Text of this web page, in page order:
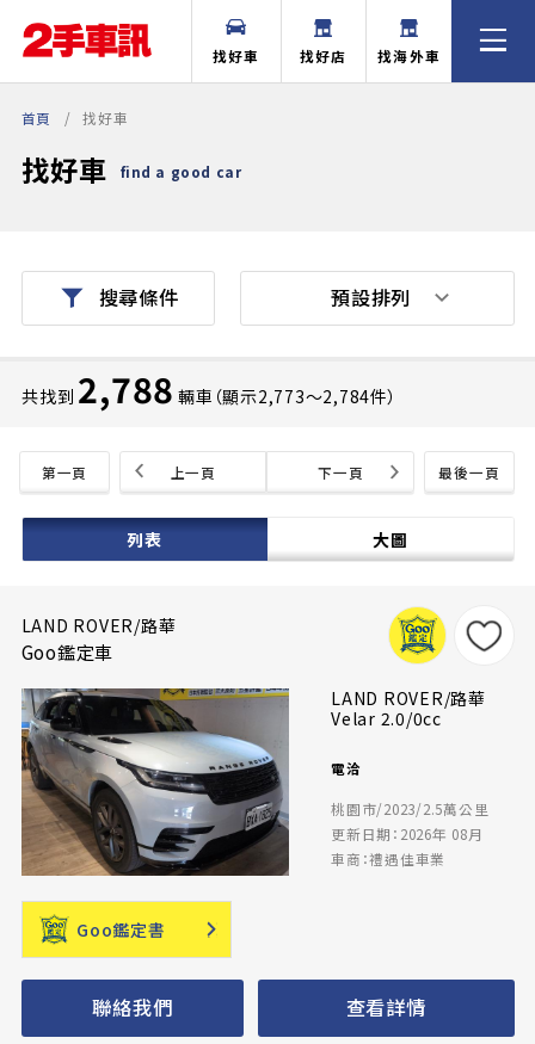
找好車 找好店 找海外車
首頁 找好車
找好車 find a good car
搜尋條件
共找到 2,788 輛車（顯示2,773〜2,784件）
第一頁 最後一頁
上一頁 下一頁
列表 大圖
預設排列
LAND ROVER/路華
Goo鑑定車
LAND ROVER/路華
Velar 2.0/0cc
電洽
桃園市/2023/2.5萬公里
更新日期：2026年 08月
車商：禮遇佳車業
Goo鑑定書
聯絡我們 查看詳情